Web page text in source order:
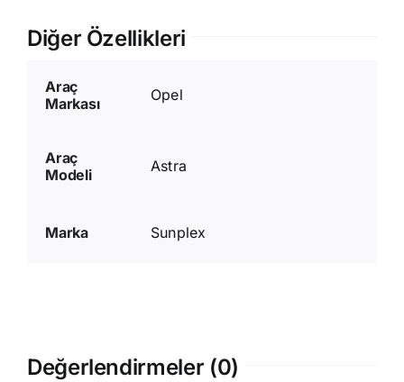
Diğer Özellikleri
Araç
Markası
Opel
Araç
Modeli
Astra
Marka Sunplex
Değerlendirmeler (0)